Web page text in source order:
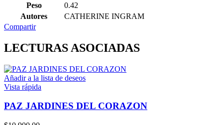
Peso
0.42
Autores
CATHERINE INGRAM
Compartir
LECTURAS ASOCIADAS
Añadir a la lista de deseos
Vista rápida
PAZ JARDINES DEL CORAZON